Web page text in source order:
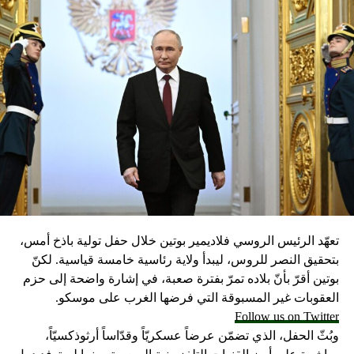
تعهّد الرئيس الروسي فلاديمير بوتين خلال حفل تولية باذخ أمس،
بتحقيق النصر للروس، ليبدأ ولاية رئاسية خامسة قياسية. لكنّ
بوتين أقرّ بأنّ بلاده تمرّ بفترة صعبة، في إشارة واضحة إلى حزم
العقوبات غير المسبوقة التي فرضها الغرب على موسكو.
Follow us on Twitter
وبُثّ الحفل، الذي تضمّن عرضاً عسكريّاً وقدّاساً أرثوذكسيّاً،